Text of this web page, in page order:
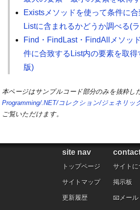
Existsメソッドを使って条件に
Listに含まれるかどうか調べる(
Find・FindLast・FindAllメソッ
件に合致するList内の要素を取得
版)
本ページはサンプルコード部分のみを抜粋
Programming/.NET/コレクション/ジェネリッ
ご覧いただけます。
site nav
トップページ
サイトマップ
更新履歴
サイトに
掲示板
メール